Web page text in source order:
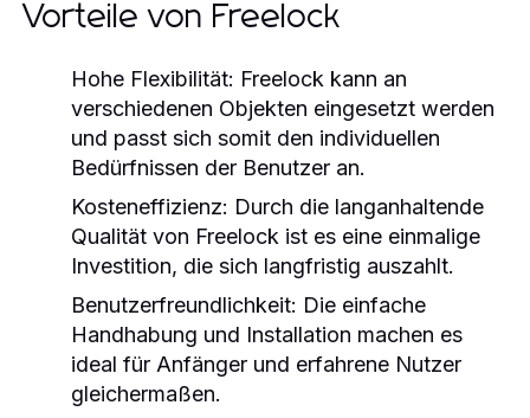
Vorteile von Freelock
Hohe Flexibilität: Freelock kann an
verschiedenen Objekten eingesetzt werden
und passt sich somit den individuellen
Bedürfnissen der Benutzer an.
Kosteneffizienz: Durch die langanhaltende
Qualität von Freelock ist es eine einmalige
Investition, die sich langfristig auszahlt.
Benutzerfreundlichkeit: Die einfache
Handhabung und Installation machen es
ideal für Anfänger und erfahrene Nutzer
gleichermaßen.